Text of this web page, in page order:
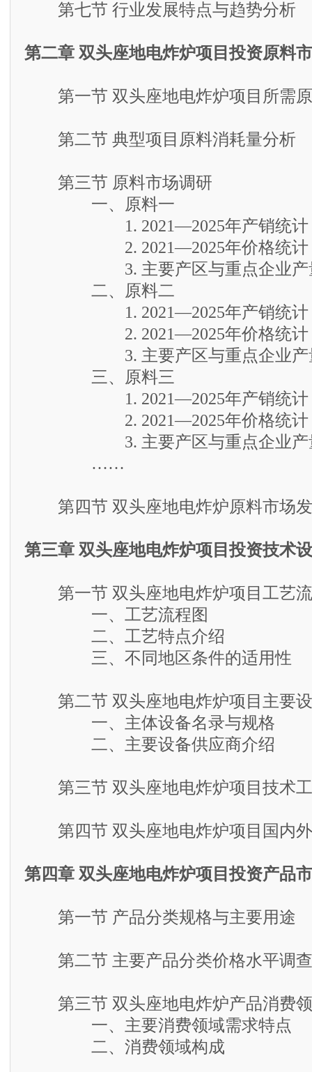
第七节 行业发展特点与趋势分析
第二章 双头座地电炸炉项目投资原料
第一节 双头座地电炸炉项目所需原
第二节 典型项目原料消耗量分析
第三节 原料市场调研
一、原料一
1. 2021—2025年产销统计
2. 2021—2025年价格统计
3. 主要产区与重点企业产
二、原料二
1. 2021—2025年产销统计
2. 2021—2025年价格统计
3. 主要产区与重点企业产
三、原料三
1. 2021—2025年产销统计
2. 2021—2025年价格统计
3. 主要产区与重点企业产
……
第四节 双头座地电炸炉原料市场发
第三章 双头座地电炸炉项目投资技术
第一节 双头座地电炸炉项目工艺
一、工艺流程图
二、工艺特点介绍
三、不同地区条件的适用性
第二节 双头座地电炸炉项目主要
一、主体设备名录与规格
二、主要设备供应商介绍
第三节 双头座地电炸炉项目技术工
第四节 双头座地电炸炉项目国内外
第四章 双头座地电炸炉项目投资产品
第一节 产品分类规格与主要用途
第二节 主要产品分类价格水平调查
第三节 双头座地电炸炉产品消费领
一、主要消费领域需求特点
二、消费领域构成